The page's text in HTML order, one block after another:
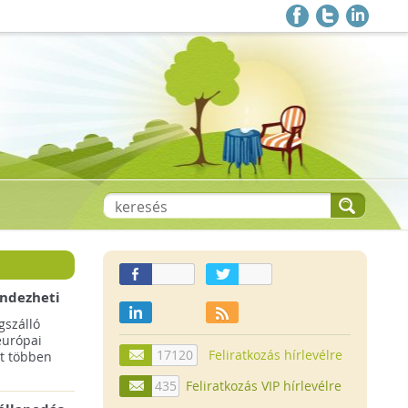
többen
17120
Feliratkozás hírlevélre
435
Feliratkozás VIP hírlevélre